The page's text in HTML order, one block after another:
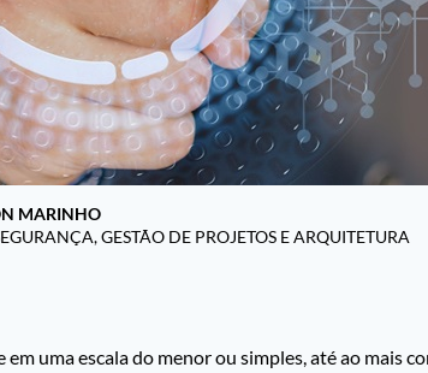
MARINHO
GESTÃO DE PROJETOS E ARQUITETURA
em uma escala do menor ou simples, até ao mais